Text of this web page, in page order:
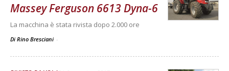
Massey Ferguson 6613 Dyna-6
La macchina è stata rivista dopo 2.000 ore
Di Rino Bresciani -